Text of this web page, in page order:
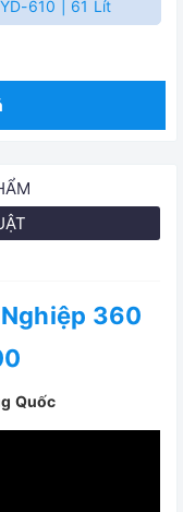
610 | 61 Lít
360
Quốc